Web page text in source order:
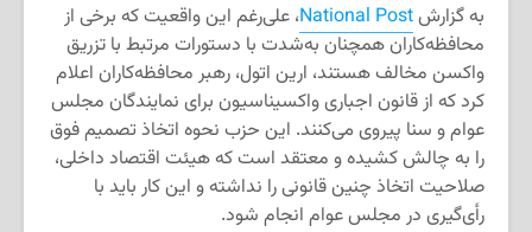
به گزارشNational Post، علی‌رغم این واقعیت که برخی از
محافظه‌کاران همچنان به‌شدت با دستورات مرتبط با تزریق
واکسن مخالف هستند، ارین اتول، رهبر محافظه‌کاران اعلام
کرد که از قانون اجباری واکسیناسیون برای نمایندگان مجلس
عوام و سنا پیروی می‌کنند. این حزب نحوه اتخاذ تصمیم فوق
را به چالش کشیده و معتقد است که هیئت اقتصاد داخلی،
صلاحیت اتخاذ چنین قانونی را نداشته و این کار باید با
رأی‌گیری در مجلس عوام انجام شود.